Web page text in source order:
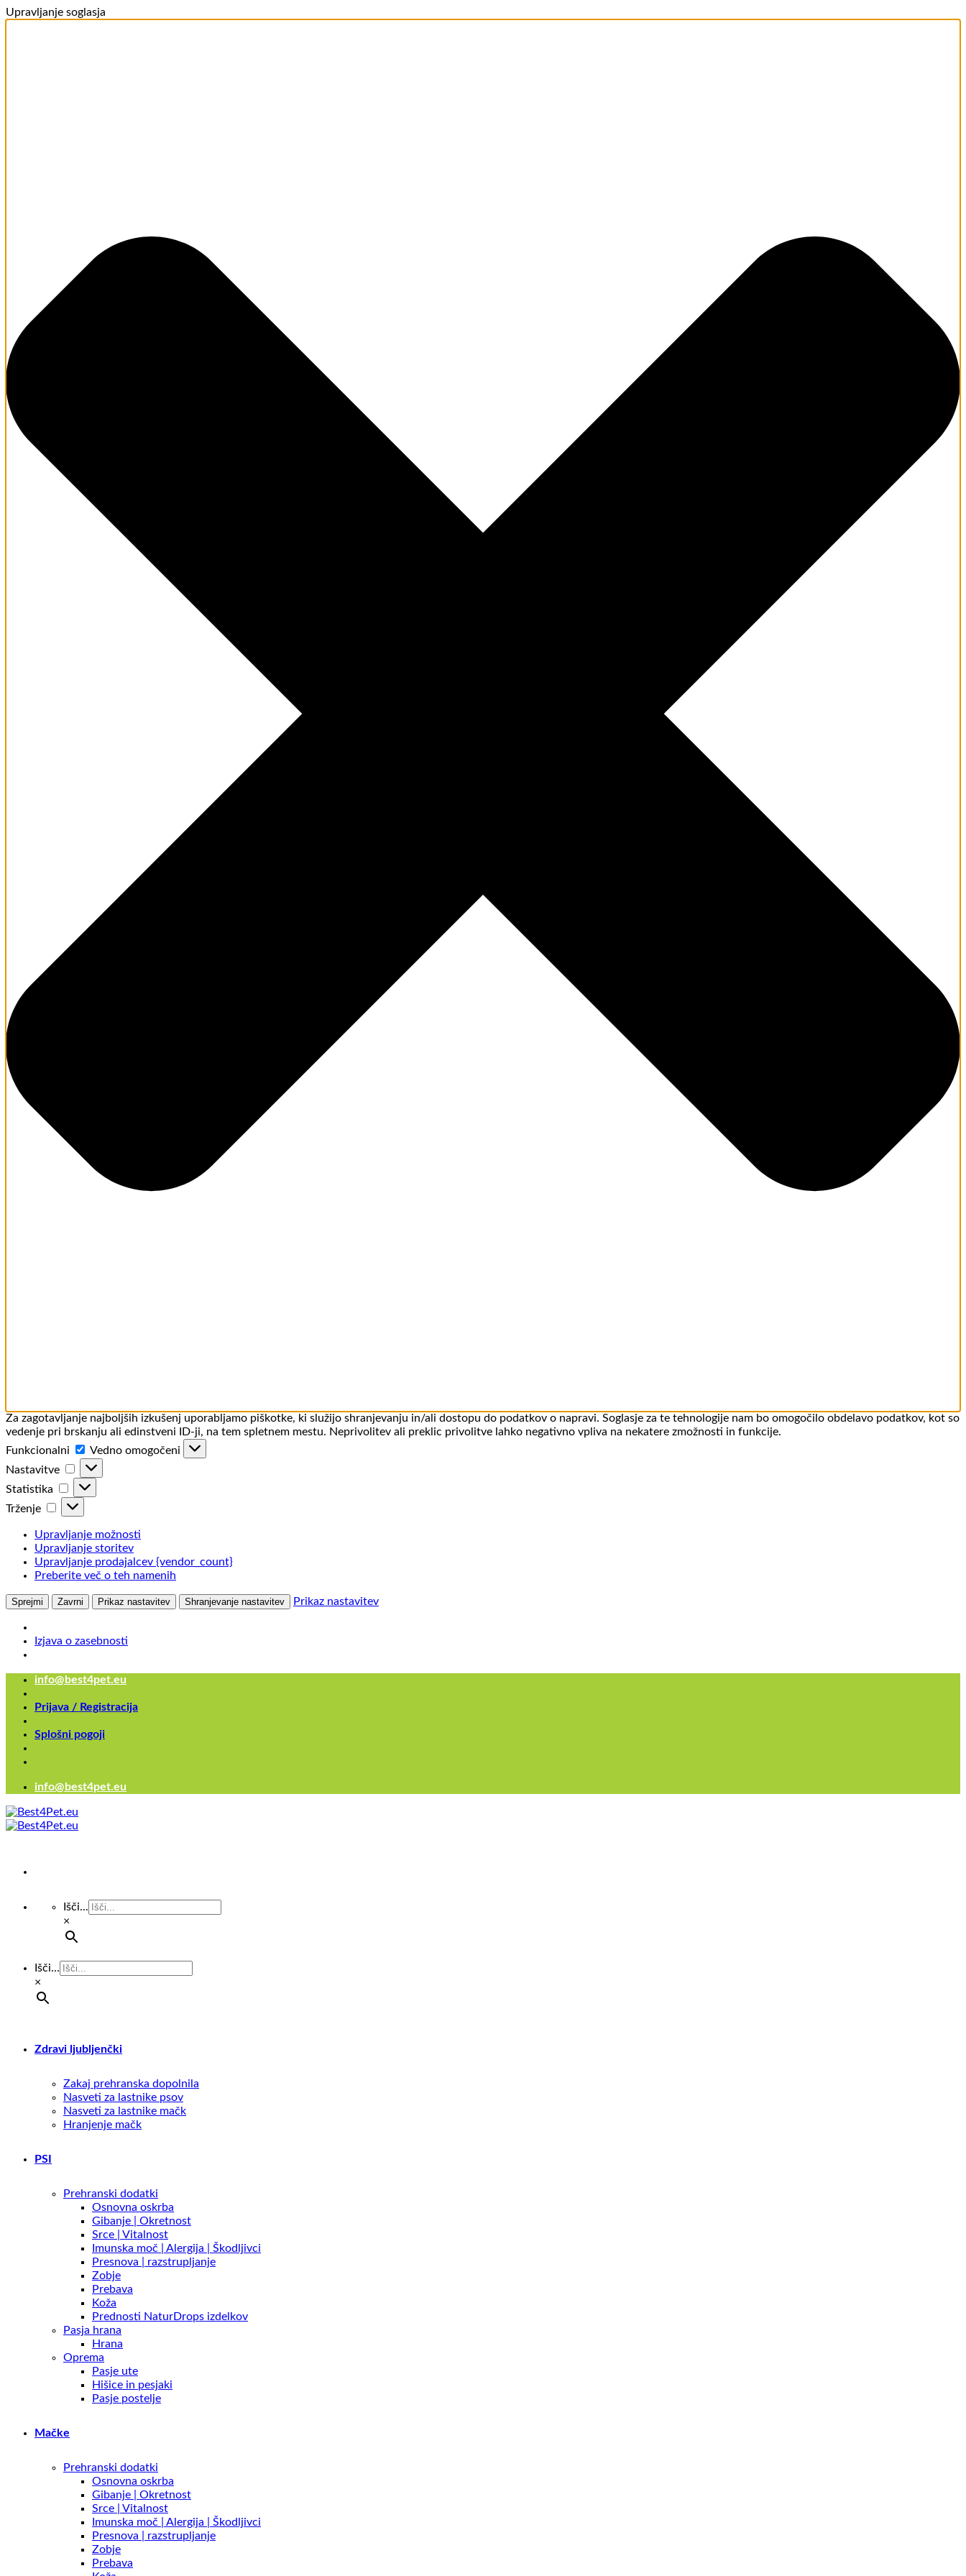
Upravljanje soglasja
Za zagotavljanje najboljših izkušenj uporabljamo piškotke, ki služijo shranjevanju in/ali dostopu do podatkov o napravi. Soglasje za te tehnologije nam bo omogočilo obdelavo podatkov, kot so
vedenje pri brskanju ali edinstveni ID-ji, na tem spletnem mestu. Neprivolitev ali preklic privolitve lahko negativno vpliva na nekatere zmožnosti in funkcije.
Funkcionalni
Funkcionalni
Vedno omogočeni
Nastavitve
Nastavitve
Statistika Statistika
Trženje Trženje
Upravljanje možnosti
Upravljanje storitev
Upravljanje prodajalcev {vendor_count}
Preberite več o teh namenih
Sprejmi Zavrni Prikaz nastavitev Shranjevanje nastavitev Prikaz nastavitev
Izjava o zasebnosti
Skoči
vsebino
info@best4pet.eu
Prijava / Registracija
Splošni pogoji
info@best4pet.eu
Išči...
×
Išči...
×
Zdravi ljubljenčki
Zakaj prehranska dopolnila
Nasveti za lastnike psov
Nasveti za lastnike mačk
Hranjenje mačk
PSI
Prehranski dodatki
Osnovna oskrba
Gibanje | Okretnost
Srce | Vitalnost
Imunska moč | Alergija | Škodljivci
Presnova | razstrupljanje
Zobje
Prebava
Koža
Prednosti NaturDrops izdelkov
Pasja hrana
Hrana
Oprema
Pasje ute
Hišice in pesjaki
Pasje postelje
Mačke
Prehranski dodatki
Osnovna oskrba
Gibanje | Okretnost
Srce | Vitalnost
Imunska moč | Alergija | Škodljivci
Presnova | razstrupljanje
Zobje
Prebava